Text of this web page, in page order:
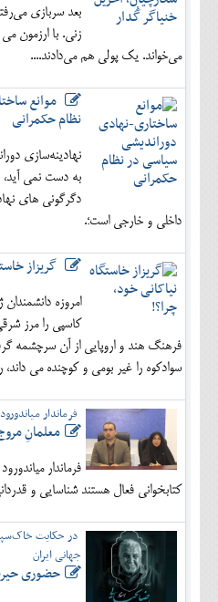
بعد سربازی
زنی. با ارزمون
می‌خواند. یک پولی هم می‌دادند....
موانع
نظام حکمرانی
نهادینه‌سازی
به دست نمی آید،
دگرگونی های
داخلی و خارجی است؛.
گریزاز
امروزه
کاسپی را مرز
سوادکوه را غیر بومی و کوچنده می داند،
فرماندار
معلمانِ
فرماندار
کتابخوانی فعال هستند شناسایی و
در حکایت
جهانی ایران
حضوری